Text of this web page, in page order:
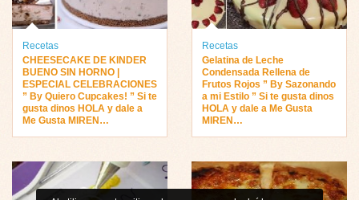
Recetas
CHEESECAKE DE KINDER
BUENO SIN HORNO |
ESPECIAL CELEBRACIONES
” By Quiero Cupcakes! ” Si te
gusta dinos HOLA y dale a
Me Gusta MIREN…
Recetas
Gelatina de Leche
Condensada Rellena de
Frutos Rojos ” By Sazonando
a mi Estilo ” Si te gusta dinos
HOLA y dale a Me Gusta
MIREN…